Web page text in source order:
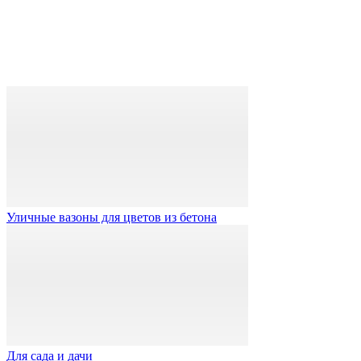
Уличные вазоны для цветов из бетона
Для сада и дачи